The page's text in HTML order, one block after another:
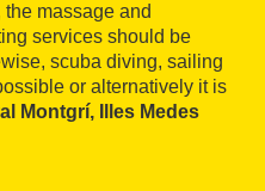
massage and
services should be
scuba diving, sailing
or alternatively it is
Montgrí, Illes Medes